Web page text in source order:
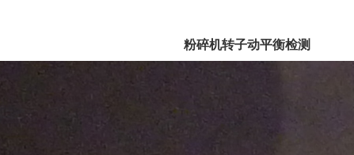
粉碎机转子动平衡检测